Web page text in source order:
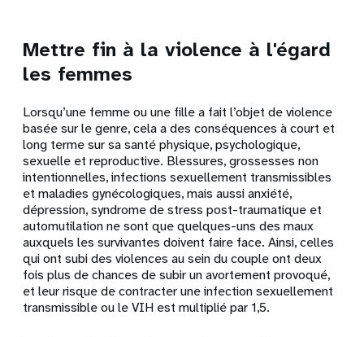
Mettre fin à la violence à l'égard
les femmes
Lorsqu’une femme ou une fille a fait l’objet de violence
basée sur le genre, cela a des conséquences à court et
long terme sur sa santé physique, psychologique,
sexuelle et reproductive. Blessures, grossesses non
intentionnelles, infections sexuellement transmissibles
et maladies gynécologiques, mais aussi anxiété,
dépression, syndrome de stress post-traumatique et
automutilation ne sont que quelques-uns des maux
auxquels les survivantes doivent faire face. Ainsi, celles
qui ont subi des violences au sein du couple ont deux
fois plus de chances de subir un avortement provoqué,
et leur risque de contracter une infection sexuellement
transmissible ou le VIH est multiplié par 1,5.